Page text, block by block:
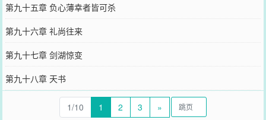
第九十五章 负心薄幸者皆可杀
第九十六章 礼尚往来
第九十七章 剑湖惊变
第九十八章 天书
1/10 1 2 3 »